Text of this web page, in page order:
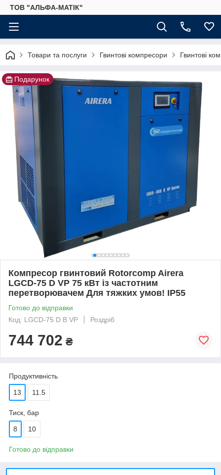
ТОВ "АЛЬФА-МАТІК"
Товари та послуги Гвинтові компресори Гвинтові
Подарунок
Компресор гвинтовий Rotorcomp Airera
LGCD-75 D VP 75 кВт із частотним
перетворювачем Для тяжких умов! IP55
Готово до відправки
Код: LGCD-75 D B VP
Роздріб
744 702 ₴
Продуктивність
13 11.5
Тиск, бар
8 10
Готово до відправки